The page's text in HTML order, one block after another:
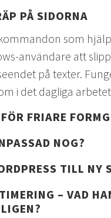
PÅ SIDORNA
som
användare att
på texter.
i det dagliga
FRIARE
NOG?
TILL NY
– VAD